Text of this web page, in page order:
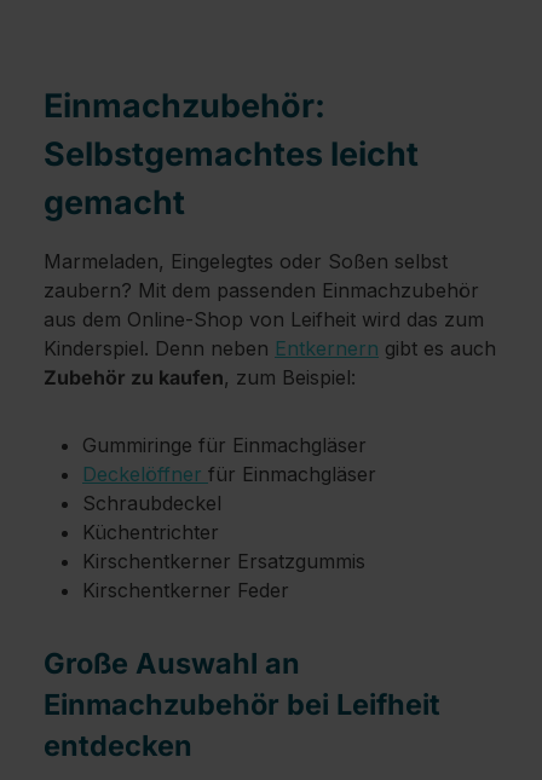
Einmachzubehör:
Selbstgemachtes leicht
gemacht
Marmeladen, Eingelegtes oder Soßen selbst
zaubern? Mit dem passenden Einmachzubehör
aus dem Online-Shop von Leifheit wird das zum
Kinderspiel. Denn neben Entkernern gibt es auch
Zubehör zu kaufen, zum Beispiel:
Gummiringe für Einmachgläser
Deckelöffner für Einmachgläser
Schraubdeckel
Küchentrichter
Kirschentkerner Ersatzgummis
Kirschentkerner Feder
Große Auswahl an
Einmachzubehör bei Leifheit
entdecken